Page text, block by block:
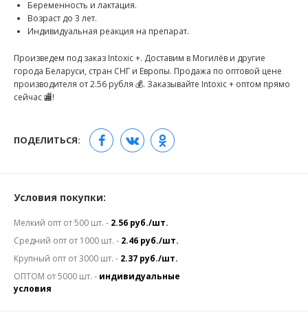
Беременность и лактация.
Возраст до 3 лет.
Индивидуальная реакция на препарат.
Произведем под заказ Intoxic +. Доставим в Могилёв и другие
города Беларуси, стран СНГ и Европы. Продажа по оптовой цене
производителя от 2.56 рубля 💰. Заказывайте Intoxic + оптом прямо
сейчас 🏬!
ПОДЕЛИТЬСЯ:
Условия покупки:
Мелкий опт от 500 шт. - 2.56 руб./шт.
Средний опт от 1000 шт. - 2.46 руб./шт.
Крупный опт от 3000 шт. - 2.37 руб./шт.
ОПТОМ от 5000 шт. - индивидуальные
условия